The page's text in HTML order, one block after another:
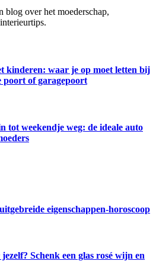
over het moederschap,
kinderen: waar je op moet letten bij
poort of garagepoort
tot weekendje weg: de ideale auto
eigenschappen-horoscoop
Schenk een glas rosé wijn en